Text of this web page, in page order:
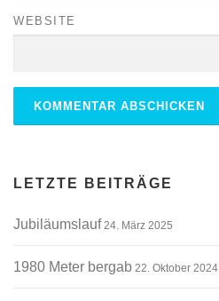
WEBSITE
LETZTE BEITRÄGE
Jubiläumslauf 24. März 2025
1980 Meter bergab 22. Oktober 2024